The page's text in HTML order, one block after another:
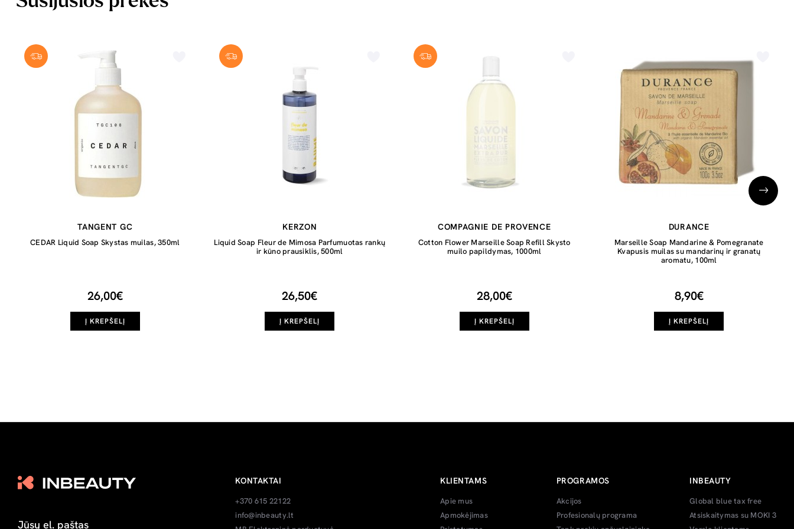
TANGENT GC
CEDAR Liquid Soap Skystas muilas, 350ml
26,00€
Į KREPŠELĮ
KERZON
Liquid Soap Fleur de Mimosa Parfumuotas rankų
ir kūno prausiklis, 500ml
26,50€
Į KREPŠELĮ
COMPAGNIE DE PROVENCE
Cotton Flower Marseille Soap Refill Skysto
muilo papildymas, 1000ml
28,00€
Į KREPŠELĮ
DURANCE
Marseille Soap Mandarine & Pomegranate
Kvapusis muilas su mandarinų ir granatų
aromatu, 100ml
8,90€
Į KREPŠELĮ
KONTAKTAI
+370 615 22122
info@inbeauty.lt
KLIENTAMS
Apie mus
Apmokėjimas
PROGRAMOS
Akcijos
Profesionalų programa
INBEAUTY
Global blue tax free
Atsiskaitymas su MOKI 3